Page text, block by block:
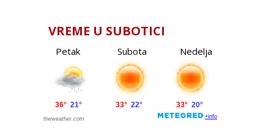
VREME U SUBOTICI
Petak Subota Nedelja